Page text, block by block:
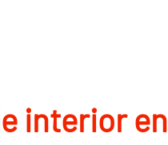
interior en